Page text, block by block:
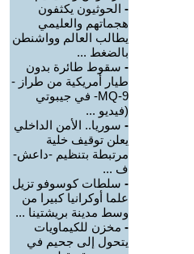
- الحوثيون يكثفون
هجماتهم والعليمي
يطالب العالم وواشنطن
بالضغط ...
- سقوط طائرة بدون
طيار أمريكية من طراز -
MQ-9- في جيبوتي
(فيديو ...
- سوريا.. الأمن الداخلي
يعلن توقيف خلية
مرتبطة بتنظيم -داعش-
ف ...
- سلطات كوسوفو تزيل
علما أوكرانيا كبيرا من
وسط مدينة بريشتينا ...
- مخزن للكيماويات
يتحول إلى جحيم في